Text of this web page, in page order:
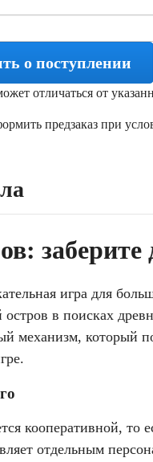
о поступлении
отличаться от
предзаказ при
игра для
остров в поисках
механизм, который
кооперативной,
отдельным